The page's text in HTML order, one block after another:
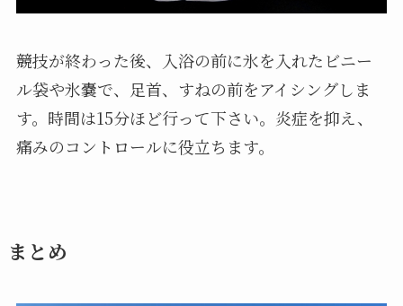
競技が終わった後、入浴の前に氷を入れたビニー
ル袋や氷嚢で、足首、すねの前をアイシングしま
す。時間は15分ほど行って下さい。炎症を抑え、
痛みのコントロールに役立ちます。
まとめ